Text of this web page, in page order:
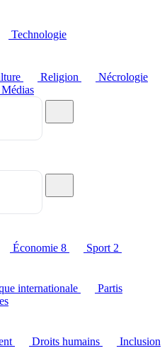
Technologie
Religion
Nécrologie
Médias
Économie 8 Sport 2
internationale
Partis
Droits humains
Inclusion